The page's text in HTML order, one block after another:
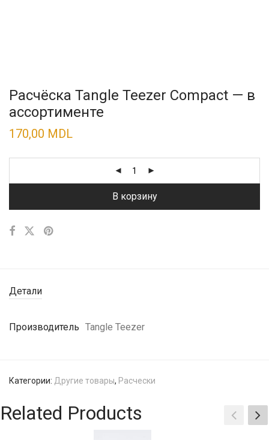
Расчёска Tangle Teezer Compact — в
ассортименте
170,00 MDL
В корзину
Детали
Производитель Tangle Teezer
Категории: Другие товары, Расчески
Related Products